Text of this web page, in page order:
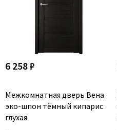
6 258 ₽
Межкомнатная дверь Вена
эко-шпон тёмный кипарис
глухая